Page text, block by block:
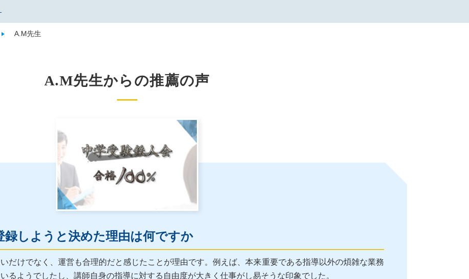
A.M先生
A.M先生からの推薦の声
録しようと決めた理由は何ですか
だけでなく、運営も合理的だと感じたことが理由です。例えば、本来重要である指導以外の煩雑な業務
るようでしたし、講師自身の指導に対する自由度が大きく仕事がし易そうな印象でした。